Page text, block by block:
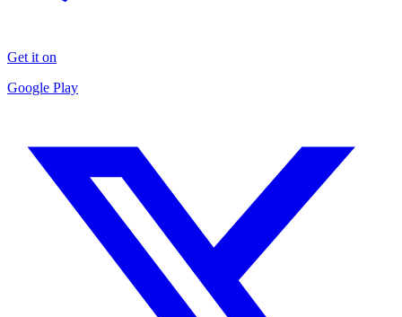
Get it on
Google Play